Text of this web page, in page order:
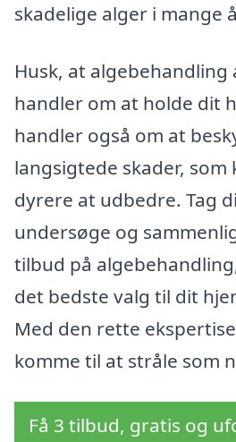
skadelige alger i mange
Husk, at algebehandling
handler om at holde dit
handler også om at
langsigtede skader,
dyrere at udbedre. Tag
undersøge og
tilbud på
det bedste valg til dit
Med den rette
komme til at stråle som
Få 3 tilbud, gratis og